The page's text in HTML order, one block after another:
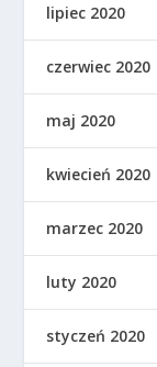
lipiec 2020
czerwiec 2020
maj 2020
kwiecień 2020
marzec 2020
luty 2020
styczeń 2020